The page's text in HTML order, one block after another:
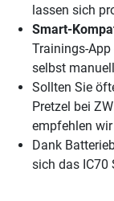
lassen sich
Smart-
Trainings-
selbst
Sollten Sie
Pretzel bei
empfehlen
Dank
sich das IC70